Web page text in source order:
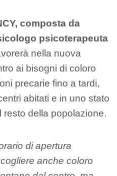
composta da
psicoterapeuta
nella nuova
ai bisogni di coloro
precarie fino a tardi,
abitati e in uno stato
resto della popolazione.
di apertura
anche coloro